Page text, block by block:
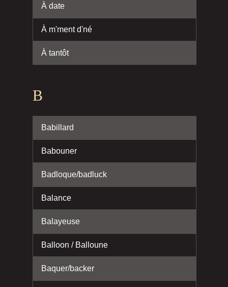
À date
À m'ment d'né
À tantôt
B
Babillard
Babouner
Badloque/badluck
Balance
Balayeuse
Balloon / Balloune
Baquer/backer